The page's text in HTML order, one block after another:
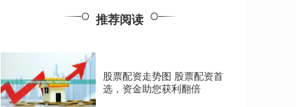
推荐阅读
股票配资走势图 股票配资首
选，资金助您获利翻倍